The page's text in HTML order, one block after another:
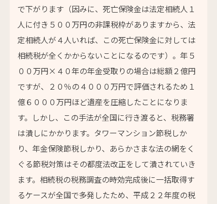
で下がります（因みに、死亡保険金は法定相続人１
人に付き５００万円の非課税枠がありますから、法
定相続人が４人いれば、この死亡保険金に対しては
相続税が全くかからないことになるのです）。年５
００万円×４０年の年金受取りの場合は総額２億円
ですが、２０％の４０００万円で評価されるため１
億６０００万円ほど遺産を圧縮したことになりま
す。しかし、この手法が全国に行き渡ると、税務署
は潰しにかかります。タワーマンション節税しか
り、年金保険節税しかり、あらかさまな法の網をく
ぐる節税対策はその都度法改正をして潰されていき
ます。相続税の税務調査の時効完成後に一括取得す
るケースが全国で多発したため、平成２２年度の税